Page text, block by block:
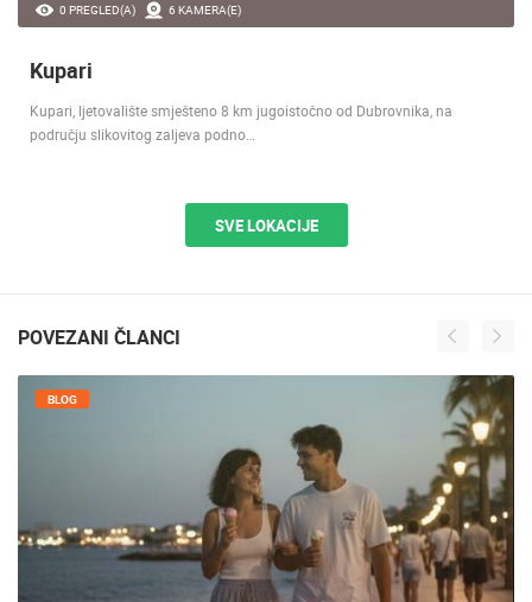
0 PREGLED(A) 6 KAMERA(E)
Kupari
Kupari, ljetovalište smješteno 8 km jugoistočno od Dubrovnika, na
području slikovitog zaljeva podno…
SVE LOKACIJE
POVEZANI ČLANCI
BLOG